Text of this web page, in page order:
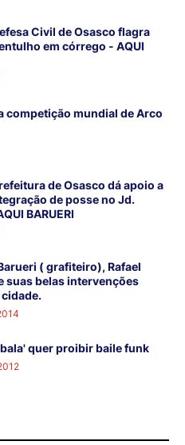
Civil de Osasco flagra
em córrego - AQUI
competição mundial de Arco
de Osasco dá apoio a
de posse no Jd.
BARUERI
( grafiteiro), Rafael
suas belas intervenções
quer proibir baile funk